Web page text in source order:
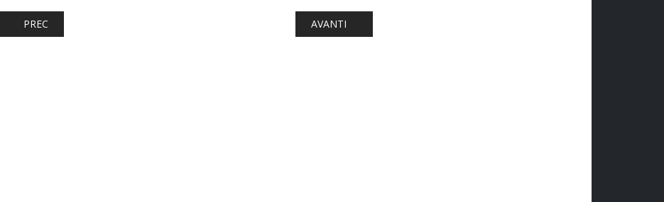
ARTICOLO PRECEDENTE: FERROVIE: MUSEO DI TRIESTE, ECCO QUANDO RIAPRE E COSA OSPITERÀ
PREC ARTICOLO SUCCESSIVO: FERROVIE: FERRANDINA - MATERA,
AVANTI